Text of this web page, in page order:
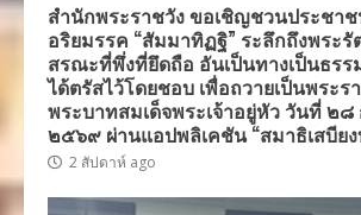
สำนักพระราชวัง ขอเชิญชวนประชา
อริยมรรค “สัมมาทิฏฐิ” ระลึกถึงพระรั
สรณะที่พึ่งที่ยึดถือ อันเป็นทางเป็นธร
ได้ตรัสไว้โดยชอบ เพื่อถวายเป็นพระ
พระบาทสมเด็จพระเจ้าอยู่หัว วันที่ ๒
๒๕๖๙ ผ่านแอปพลิเคชัน “สมาธิเสบีย
2 สัปดาห์ ago